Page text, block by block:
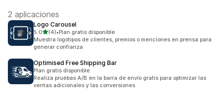
2 aplicaciones
Logo Carousel
5.0de 5 estrellas
(4)
4 reseñas en total
•Plan gratis disponible
Muestra logotipos de clientes, premios o menciones en prensa para
generar confianza
Optimised Free Shipping Bar
Plan gratis disponible
Realiza pruebas A/B en la barra de envío gratis para optimizar las
ventas adicionales y las conversiones